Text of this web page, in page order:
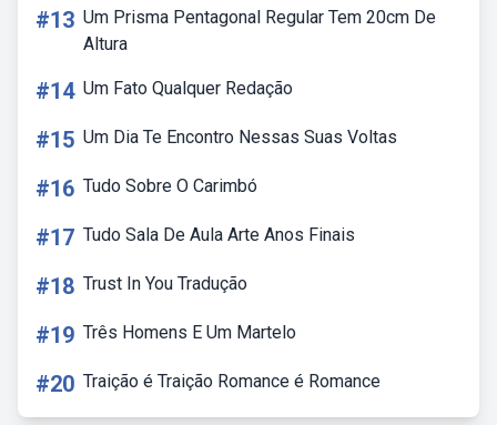
#13 Um Prisma Pentagonal Regular Tem 20cm De
Altura
#14 Um Fato Qualquer Redação
#15 Um Dia Te Encontro Nessas Suas Voltas
#16 Tudo Sobre O Carimbó
#17 Tudo Sala De Aula Arte Anos Finais
#18 Trust In You Tradução
#19 Três Homens E Um Martelo
#20 Traição é Traição Romance é Romance